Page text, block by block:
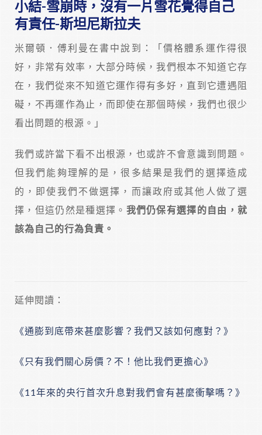
小結-雪崩時，沒有一片雪花覺得自己
有責任-斯坦尼斯拉夫
米爾頓．傅利曼在書中說到：「價格體系運作得很
好，非常有效率，大部分時候，我們根本不知道它存
在，我們從來不知道它運作得有多好，直到它遭遇阻
礙，不再運作為止，而即使在那個時候，我們也很少
看出問題的根源。」
我們或許當下看不出根源，也或許不會意識到問題。
但我們能夠理解的是，很多結果是我們的選擇造成
的，即使我們不做選擇，而讓政府或其他人做了選
擇，但這仍然是種選擇。 我們仍保有選擇的自由，就
該為自己的行為負責。
延伸閱讀：
《通膨到底帶來甚麼影響？我們又該如何應對？》
《只有我們關心房價？不！他比我們更擔心》
《11年來的央行首次升息對我們會有甚麼衝擊嗎？》